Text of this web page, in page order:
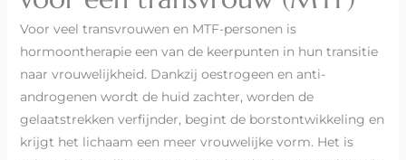
Voor veel transvrouwen en MTF-personen is
hormoontherapie een van de keerpunten in hun transitie
naar vrouwelijkheid. Dankzij oestrogeen en anti-
androgenen wordt de huid zachter, worden de
gelaatstrekken verfijnder, begint de borstontwikkeling en
krijgt het lichaam een meer vrouwelijke vorm. Het is